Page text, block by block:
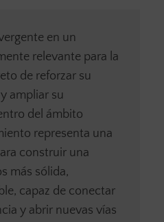
en un
relevante para la
de reforzar su
ampliar su
del ámbito
representa una
construir una
más sólida,
capaz de conectar
y abrir nuevas vías